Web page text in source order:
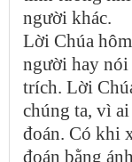
người khác.
Lời Chúa
người hay nói
trích. Lời
chúng ta, vì
đoán. Có khi
đoán bằng